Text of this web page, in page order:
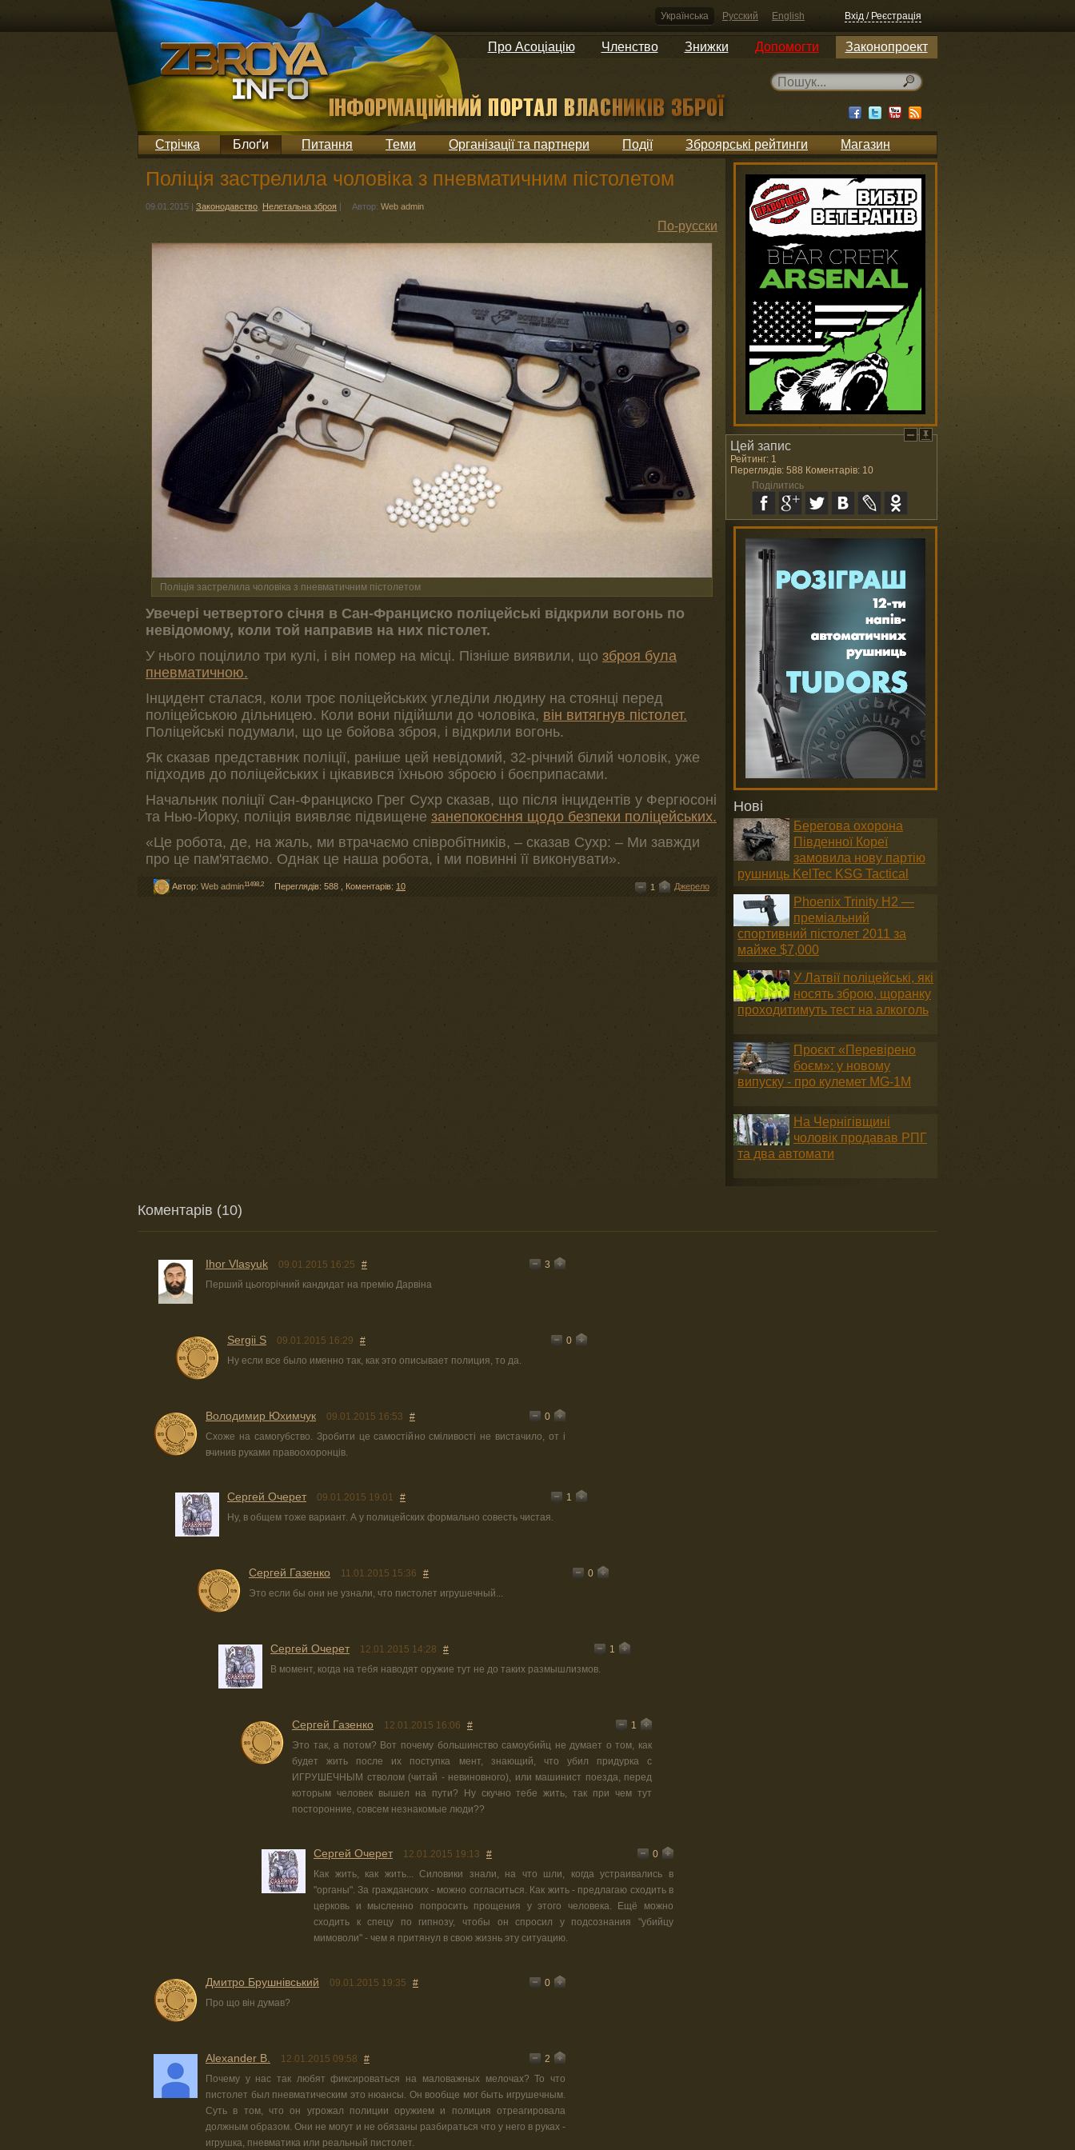
Українська Русский English Вхід / Реєстрація
Про Асоціацію Членство Знижки Допомогти Законопроект
Стрічка Блоґи Питання Теми Організації та партнери Події Зброярські рейтинги Магазин
Поліція застрелила чоловіка з пневматичним пістолетом
09.01.2015 | Законодавство Нелетальна зброя | Автор: Web admin
По-русски
Поліція застрелила чоловіка з пневматичним пістолетом
Увечері четвертого січня в Сан-Франциско поліцейські відкрили вогонь по
невідомому, коли той направив на них пістолет.
У нього поцілило три кулі, і він помер на місці. Пізніше виявили, що зброя була
пневматичною.
Інцидент сталася, коли троє поліцейських угледіли людину на стоянці перед
поліцейською дільницею. Коли вони підійшли до чоловіка, він витягнув пістолет.
Поліцейські подумали, що це бойова зброя, і відкрили вогонь.
Як сказав представник поліції, раніше цей невідомий, 32-річний білий чоловік, уже
підходив до поліцейських і цікавився їхньою зброєю і боєприпасами.
Начальник поліції Сан-Франциско Грег Сухр сказав, що після інцидентів у Фергюсоні
та Нью-Йорку, поліція виявляє підвищене занепокоєння щодо безпеки поліцейських.
«Це робота, де, на жаль, ми втрачаємо співробітників, – сказав Сухр: – Ми завжди
про це пам'ятаємо. Однак це наша робота, і ми повинні її виконувати».
Автор: Web admin11498,2 Переглядів: 588 Коментарів: 10 Джерело
1
Нові
Берегова охорона
Південної Кореї
замовила нову партію
рушниць KelTec KSG Tactical
Phoenix Trinity H2 —
преміальний
спортивний пістолет 2011 за
майже $7,000
У Латвії поліцейські, які
носять зброю, щоранку
проходитимуть тест на алкоголь
Проєкт «Перевірено
боєм»: у новому
випуску - про кулемет MG-1М
На Чернігівщині
чоловік продавав РПГ
та два автомати
Цей запис
Рейтинг: 1
Переглядів: 588 Коментарів: 10
Поділитись
Коментарів (10)
Ihor Vlasyuk 09.01.2015 16:25 #
3
Перший цьогорічний кандидат на премію Дарвіна
Sergii S 09.01.2015 16:29 #
0
Ну если все было именно так, как это описывает полиция, то да.
Володимир Юхимчук 09.01.2015 16:53 #
0
Схоже на самогубство. Зробити це самостійно сміливості не вистачило, от і
вчинив руками правоохоронців.
Сергей Очерет 09.01.2015 19:01 #
1
Ну, в общем тоже вариант. А у полицейских формально совесть чистая.
Сергей Газенко 11.01.2015 15:36 #
0
Это если бы они не узнали, что пистолет игрушечный...
Сергей Очерет 12.01.2015 14:28 #
1
В момент, когда на тебя наводят оружие тут не до таких размышлизмов.
Сергей Газенко 12.01.2015 16:06 #
1
Это так, а потом? Вот почему большинство самоубийц не думает о том, как
будет жить после их поступка мент, знающий, что убил придурка с
ИГРУШЕЧНЫМ стволом (читай - невиновного), или машинист поезда, перед
которым человек вышел на пути? Ну скучно тебе жить, так при чем тут
посторонние, совсем незнакомые люди??
Сергей Очерет 12.01.2015 19:13 #
0
Как жить, как жить... Силовики знали, на что шли, когда устраивались в
"органы". За гражданских - можно согласиться. Как жить - предлагаю сходить в
церковь и мысленно попросить прощения у этого человека. Ещё можно
сходить к спецу по гипнозу, чтобы он спросил у подсознания "убийцу
мимоволи" - чем я притянул в свою жизнь эту ситуацию.
Дмитро Брушнівський 09.01.2015 19:35 #
0
Про що він думав?
Alexander B. 12.01.2015 09:58 #
2
Почему у нас так любят фиксироваться на маловажных мелочах? То что
пистолет был пневматическим это нюансы. Он вообще мог быть игрушечным.
Суть в том, что он угрожал полиции оружием и полиция отреагировала
должным образом. Они не могут и не обязаны разбираться что у него в руках -
игрушка, пневматика или реальный пистолет.